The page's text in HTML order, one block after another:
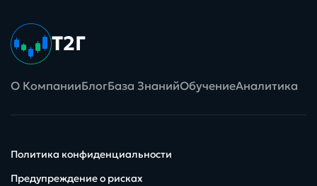
Т2Г
О КомпанииБлогБаза ЗнанийОбучениеАналитика
Политика конфиденциальности
Предупреждение о рисках